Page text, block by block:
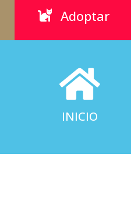
 Adoptar

INICIO